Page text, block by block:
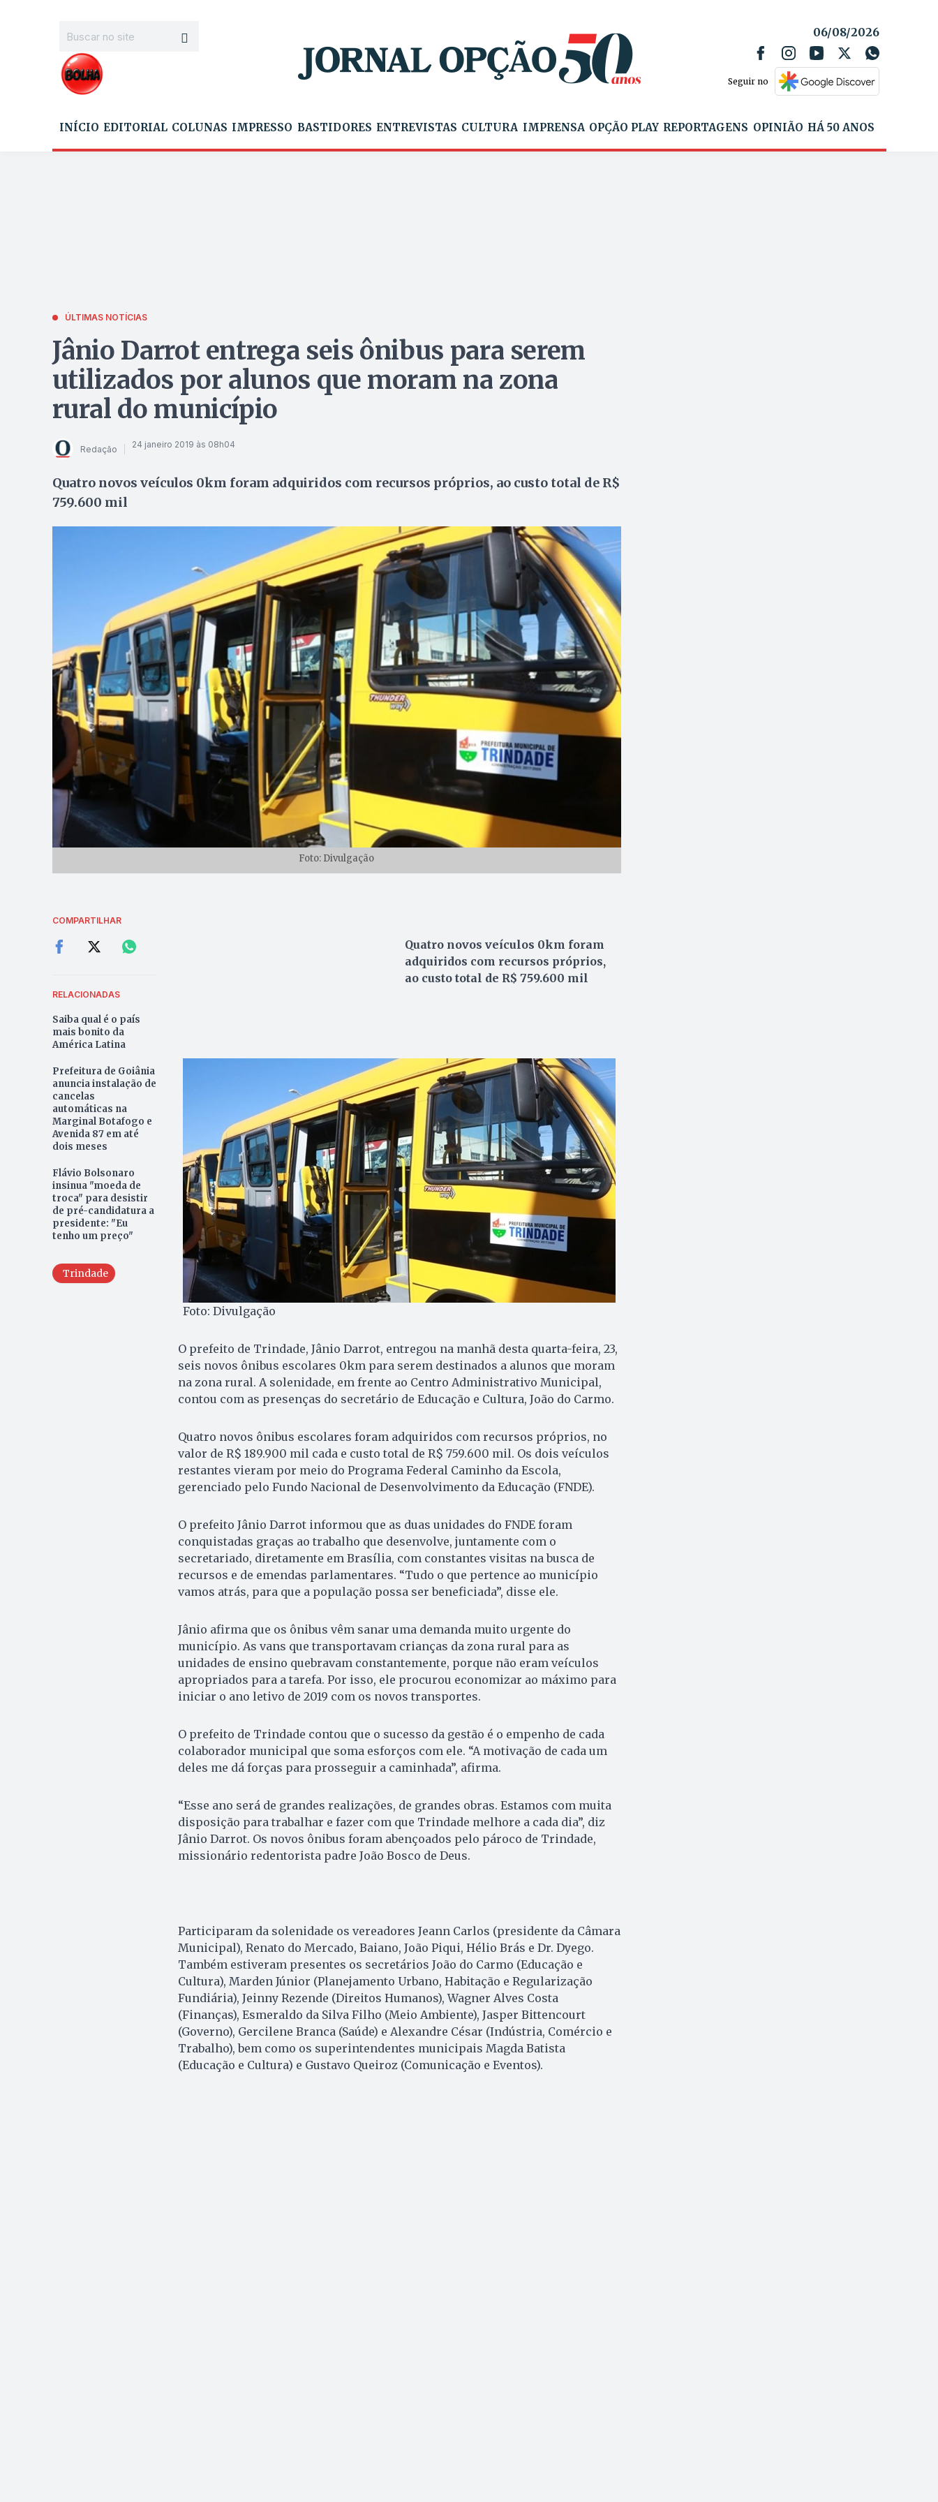
06/08/2026
Seguir no
INÍCIO EDITORIAL COLUNAS IMPRESSO BASTIDORES ENTREVISTAS CULTURA IMPRENSA OPÇÃO PLAY REPORTAGENS OPINIÃO HÁ 50 ANOS
ÚLTIMAS NOTÍCIAS
Jânio Darrot entrega seis ônibus para serem
utilizados por alunos que moram na zona
rural do município
Redação 24 janeiro 2019 às 08h04
Quatro novos veículos 0km foram adquiridos com recursos próprios, ao custo total de R$
759.600 mil
Foto: Divulgação
COMPARTILHAR
RELACIONADAS
Saiba qual é o país
mais bonito da
América Latina
Prefeitura de Goiânia
anuncia instalação de
cancelas
automáticas na
Marginal Botafogo e
Avenida 87 em até
dois meses
Flávio Bolsonaro
insinua "moeda de
troca" para desistir
de pré-candidatura a
presidente: "Eu
tenho um preço"
Trindade
Quatro novos veículos 0km foram
adquiridos com recursos próprios,
ao custo total de R$ 759.600 mil
Foto: Divulgação
O prefeito de Trindade, Jânio Darrot, entregou na manhã desta quarta-feira, 23,
seis novos ônibus escolares 0km para serem destinados a alunos que moram
na zona rural. A solenidade, em frente ao Centro Administrativo Municipal,
contou com as presenças do secretário de Educação e Cultura, João do Carmo.
Quatro novos ônibus escolares foram adquiridos com recursos próprios, no
valor de R$ 189.900 mil cada e custo total de R$ 759.600 mil. Os dois veículos
restantes vieram por meio do Programa Federal Caminho da Escola,
gerenciado pelo Fundo Nacional de Desenvolvimento da Educação (FNDE).
O prefeito Jânio Darrot informou que as duas unidades do FNDE foram
conquistadas graças ao trabalho que desenvolve, juntamente com o
secretariado, diretamente em Brasília, com constantes visitas na busca de
recursos e de emendas parlamentares. “Tudo o que pertence ao município
vamos atrás, para que a população possa ser beneficiada”, disse ele.
Jânio afirma que os ônibus vêm sanar uma demanda muito urgente do
município. As vans que transportavam crianças da zona rural para as
unidades de ensino quebravam constantemente, porque não eram veículos
apropriados para a tarefa. Por isso, ele procurou economizar ao máximo para
iniciar o ano letivo de 2019 com os novos transportes.
O prefeito de Trindade contou que o sucesso da gestão é o empenho de cada
colaborador municipal que soma esforços com ele. “A motivação de cada um
deles me dá forças para prosseguir a caminhada”, afirma.
“Esse ano será de grandes realizações, de grandes obras. Estamos com muita
disposição para trabalhar e fazer com que Trindade melhore a cada dia”, diz
Jânio Darrot. Os novos ônibus foram abençoados pelo pároco de Trindade,
missionário redentorista padre João Bosco de Deus.
Participaram da solenidade os vereadores Jeann Carlos (presidente da Câmara
Municipal), Renato do Mercado, Baiano, João Piqui, Hélio Brás e Dr. Dyego.
Também estiveram presentes os secretários João do Carmo (Educação e
Cultura), Marden Júnior (Planejamento Urbano, Habitação e Regularização
Fundiária), Jeinny Rezende (Direitos Humanos), Wagner Alves Costa
(Finanças), Esmeraldo da Silva Filho (Meio Ambiente), Jasper Bittencourt
(Governo), Gercilene Branca (Saúde) e Alexandre César (Indústria, Comércio e
Trabalho), bem como os superintendentes municipais Magda Batista
(Educação e Cultura) e Gustavo Queiroz (Comunicação e Eventos).